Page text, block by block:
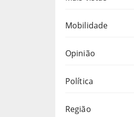
Mobilidade
Opinião
Política
Região